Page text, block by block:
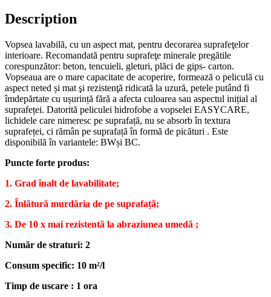
Description
Vopsea lavabilă, cu un aspect mat, pentru decorarea suprafeţelor
interioare. Recomandată pentru suprafeţe minerale pregătile
corespunzător: beton, tencuieli, gleturi, plăci de gips- carton.
Vopseaua are o mare capacitate de acoperire, formează o peliculă cu
aspect neted și mat şi rezistenţă ridicată la uzură, petele putând fi
îmdepărtate cu ușurință fără a afecta culoarea sau aspectul inițial al
suprafeței. Datorită peliculei hidrofobe a vopselei EASYCARE,
lichidele care nimeresc pe suprafață, nu se absorb în textura
suprafeței, ci rămân pe suprafață în formă de picături . Este
disponibilă în variantele: BWși BC.
Puncte forte produs:
1. Grad înalt de lavabilitate;
2. Înlătură murdăria de pe suprafață;
3. De 10 x mai rezistentă la abraziunea umedă ;
Număr de straturi: 2
Consum specific: 10 m²/l
Timp de uscare : 1 ora